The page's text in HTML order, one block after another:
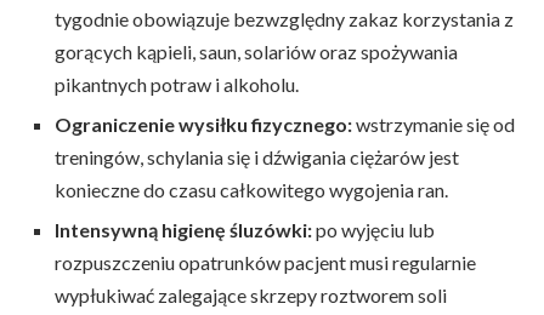
tygodnie obowiązuje bezwzględny zakaz korzystania z
gorących kąpieli, saun, solariów oraz spożywania
pikantnych potraw i alkoholu.
Ograniczenie wysiłku fizycznego:wstrzymanie się od
treningów, schylania się i dźwigania ciężarów jest
konieczne do czasu całkowitego wygojenia ran.
Intensywną higienę śluzówki:po wyjęciu lub
rozpuszczeniu opatrunków pacjent musi regularnie
wypłukiwać zalegające skrzepy roztworem soli